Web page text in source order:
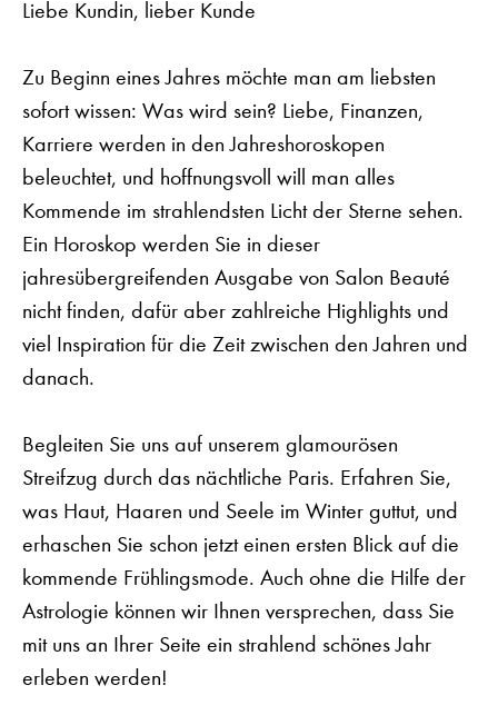
Liebe Kundin, lieber Kunde
Zu Beginn eines Jahres möchte man am liebsten
sofort wissen: Was wird sein? Liebe, Finanzen,
Karriere werden in den Jahreshoroskopen
beleuchtet, und hoffnungsvoll will man alles
Kommende im strahlendsten Licht der Sterne sehen.
Ein Horoskop werden Sie in dieser
jahresübergreifenden Ausgabe von Salon Beauté
nicht finden, dafür aber zahlreiche Highlights und
viel Inspiration für die Zeit zwischen den Jahren und
danach.
Begleiten Sie uns auf unserem glamourösen
Streifzug durch das nächtliche Paris. Erfahren Sie,
was Haut, Haaren und Seele im Winter guttut, und
erhaschen Sie schon jetzt einen ersten Blick auf die
kommende Frühlingsmode. Auch ohne die Hilfe der
Astrologie können wir Ihnen versprechen, dass Sie
mit uns an Ihrer Seite ein strahlend schönes Jahr
erleben werden!